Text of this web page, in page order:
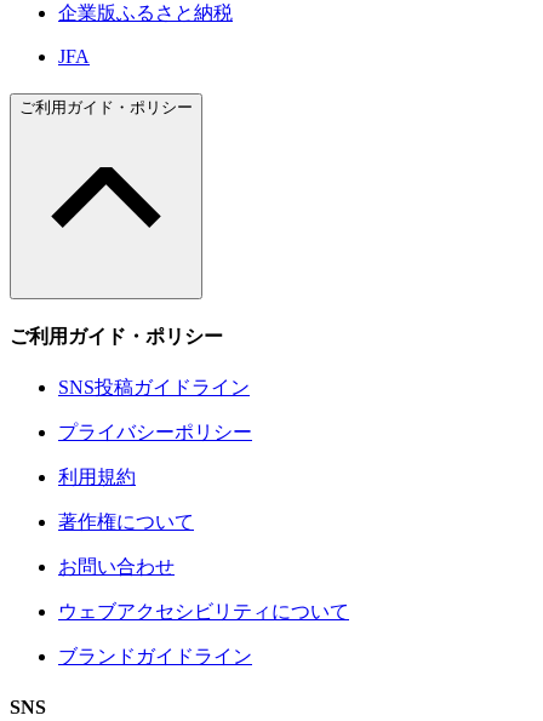
企業版ふるさと納税
JFA
ご利用ガイド・ポリシー
ご利用ガイド・ポリシー
SNS投稿ガイドライン
プライバシーポリシー
利用規約
著作権について
お問い合わせ
ウェブアクセシビリティについて
ブランドガイドライン
SNS